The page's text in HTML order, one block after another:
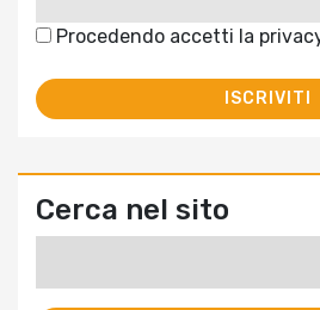
Procedendo accetti la
Cerca nel sito